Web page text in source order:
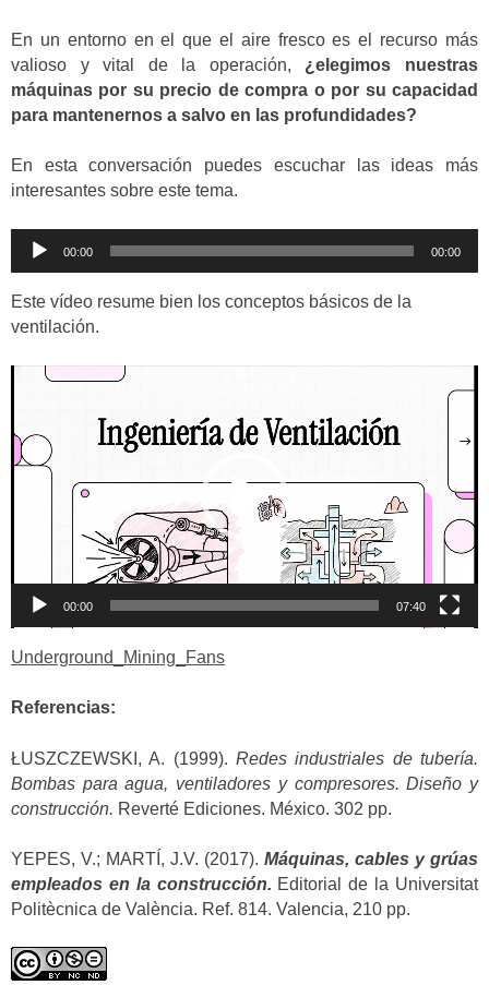
En un entorno en el que el aire fresco es el recurso más
valioso y vital de la operación, ¿elegimos nuestras
máquinas por su precio de compra o por su capacidad
para mantenernos a salvo en las profundidades?
En esta conversación puedes escuchar las ideas más
interesantes sobre este tema.
Reproductor
audio
00:00 00:00
Este vídeo resume bien los conceptos básicos de la
ventilación.
Reproductor
00:00 07:40
Underground_Mining_Fans
Referencias:
ŁUSZCZEWSKI, A. (1999). Redes industriales de tubería.
Bombas para agua, ventiladores y compresores. Diseño y
construcción. Reverté Ediciones. México. 302 pp.
YEPES, V.; MARTÍ, J.V. (2017). Máquinas, cables y grúas
empleados en la construcción. Editorial de la Universitat
Politècnica de València. Ref. 814. Valencia, 210 pp.